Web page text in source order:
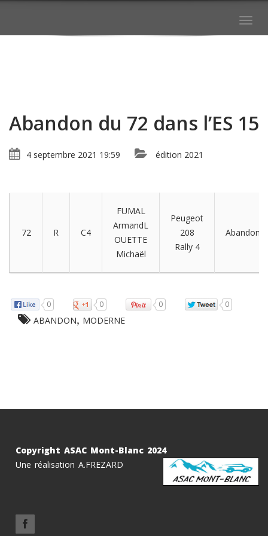
Abandon du 72 dans l’ES 15
4 septembre 2021 19:59 édition 2021
72 R C4
FUMAL
ArmandL
OUETTE
Michaël
Peugeot
208
Rally 4
Abandon
0 0 0 0
ABANDON, MODERNE
Copyright ASAC Mont-Blanc 2024
Une réalisation A.FREZARD